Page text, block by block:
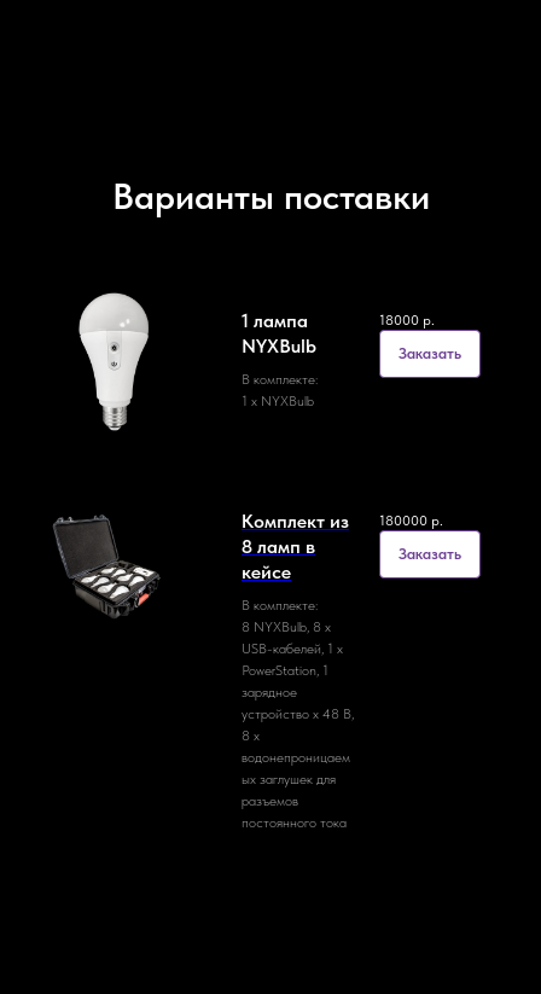
Варианты поставки
1 лампа
NYXBulb
В комплекте:
1 х NYXBulb
18000 р.
Заказать
Комплект из
8 ламп в
кейсе
В комплекте:
8 NYXBulb, 8 x
USB-кабелей, 1 x
PowerStation, 1
зарядное
устройство x 48 В,
8 x
водонепроницаем
ых заглушек для
разъемов
постоянного тока
180000 р.
Заказать